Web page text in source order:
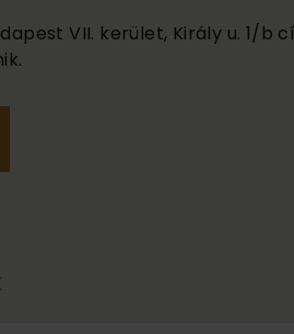
VII. kerület, Király u. 1/b